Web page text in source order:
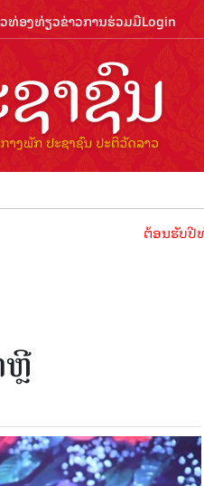
ທ່ອງທ່ຽວຂ່າວການຮ່ວມມືLogin
ຕ້ອນຮັບປີທ່ອງທ່ຽ
ຫຼີ